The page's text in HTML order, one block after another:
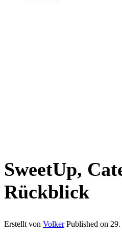
SweetUp,
Rückblick
Erstellt von Volker Published on